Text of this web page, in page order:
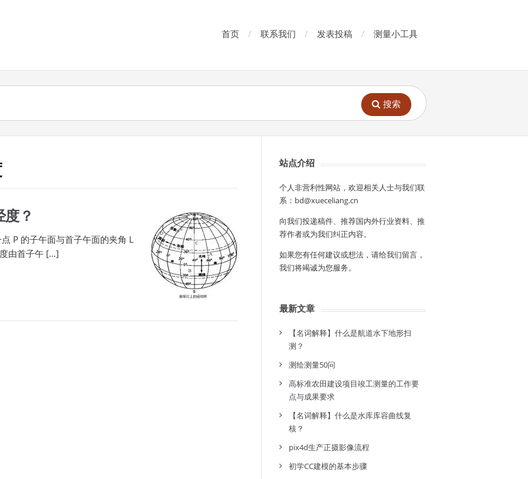
首页 联系我们 发表投稿 测量小工具
搜索
度？
P 的子午面与首子午面的夹角 L
由首子午 […]
站点介绍
个人非营利性网站，欢迎相关人士与我们联
系：bd@xueceliang.cn
向我们投递稿件、推荐国内外行业资料、推
荐作者或为我们纠正内容。
如果您有任何建议或想法，请给我们留言，
我们将竭诚为您服务。
最新文章
【名词解释】什么是航道水下地形扫
测？
测绘测量50问
高标准农田建设项目竣工测量的工作要
点与成果要求
【名词解释】什么是水库库容曲线复
核？
pix4d生产正摄影像流程
初学CC建模的基本步骤